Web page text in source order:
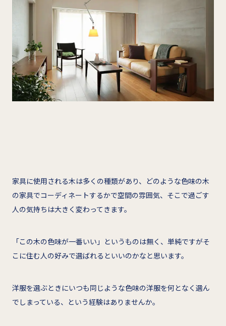
家具に使用される木は多くの種類があり、どのような色味の木
の家具でコーディネートするかで空間の雰囲気、そこで過ごす
人の気持ちは大きく変わってきます。
「この木の色味が一番いい」というものは無く、単純ですがそ
こに住む人の好みで選ばれるといいのかなと思います。
洋服を選ぶときにいつも同じような色味の洋服を何となく選ん
でしまっている、という経験はありませんか。